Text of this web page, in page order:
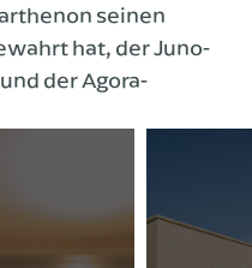
seinen
hat, der Juno-
der Agora-